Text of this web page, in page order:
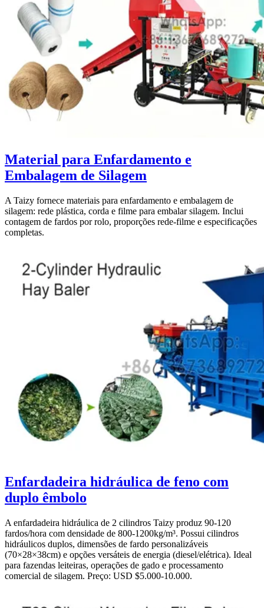
Material para Enfardamento e
Embalagem de Silagem
A Taizy fornece materiais para enfardamento e embalagem de
silagem: rede plástica, corda e filme para embalar silagem. Inclui
contagem de fardos por rolo, proporções rede-filme e especificações
completas.
Enfardadeira hidráulica de feno com
duplo êmbolo
A enfardadeira hidráulica de 2 cilindros Taizy produz 90-120
fardos/hora com densidade de 800-1200kg/m³. Possui cilindros
hidráulicos duplos, dimensões de fardo personalizáveis
(70×28×38cm) e opções versáteis de energia (diesel/elétrica). Ideal
para fazendas leiteiras, operações de gado e processamento
comercial de silagem. Preço: USD $5.000-10.000.